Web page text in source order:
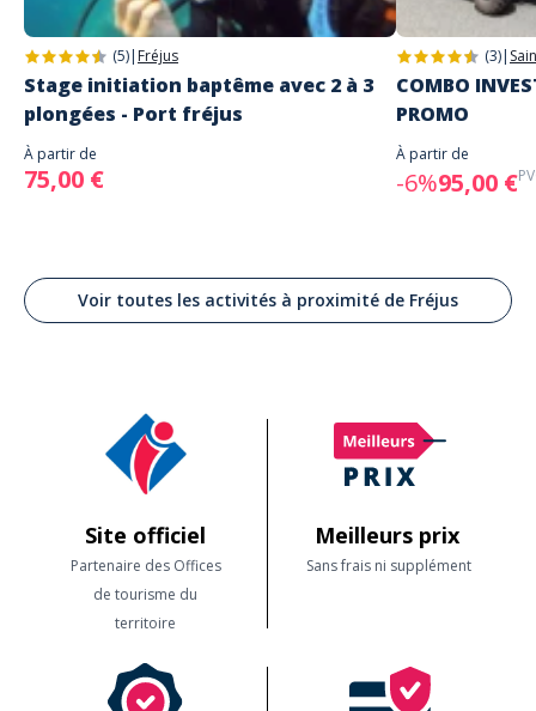
(5)| Fréjus
Stage initiation baptême avec 2 à 3
plongées - Port fréjus
À partir de
75,00 €
(3)|
COMBO
PROMO
À partir de
-6%95,00 €
Voir toutes les activités à proximité de Fréjus
Site officiel
Partenaire des Offices
de tourisme du
territoire
Meilleurs prix
Sans frais ni supplément